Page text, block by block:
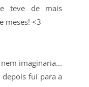
teve de mais
meses! <3
imaginaria...
fui para a